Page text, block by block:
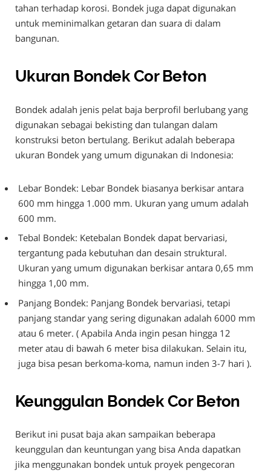
tahan terhadap korosi. Bondek juga dapat digunakan
untuk meminimalkan getaran dan suara di dalam
bangunan.
Ukuran Bondek Cor Beton
Bondek adalah jenis pelat baja berprofil berlubang yang
digunakan sebagai bekisting dan tulangan dalam
konstruksi beton bertulang. Berikut adalah beberapa
ukuran Bondek yang umum digunakan di Indonesia:
Lebar Bondek: Lebar Bondek biasanya berkisar antara
600 mm hingga 1.000 mm. Ukuran yang umum adalah
600 mm.
Tebal Bondek: Ketebalan Bondek dapat bervariasi,
tergantung pada kebutuhan dan desain struktural.
Ukuran yang umum digunakan berkisar antara 0,65 mm
hingga 1,00 mm.
Panjang Bondek: Panjang Bondek bervariasi, tetapi
panjang standar yang sering digunakan adalah 6000 mm
atau 6 meter. ( Apabila Anda ingin pesan hingga 12
meter atau di bawah 6 meter bisa dilakukan. Selain itu,
juga bisa pesan berkoma-koma, namun inden 3-7 hari ).
Keunggulan Bondek Cor Beton
Berikut ini pusat baja akan sampaikan beberapa
keunggulan dan keuntungan yang bisa Anda dapatkan
jika menggunakan bondek untuk proyek pengecoran